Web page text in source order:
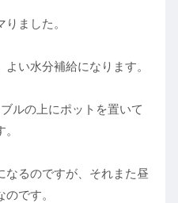
ました。
い水分補給になります。
ルの上にポットを置いて
なるのですが、それまた昼
です。